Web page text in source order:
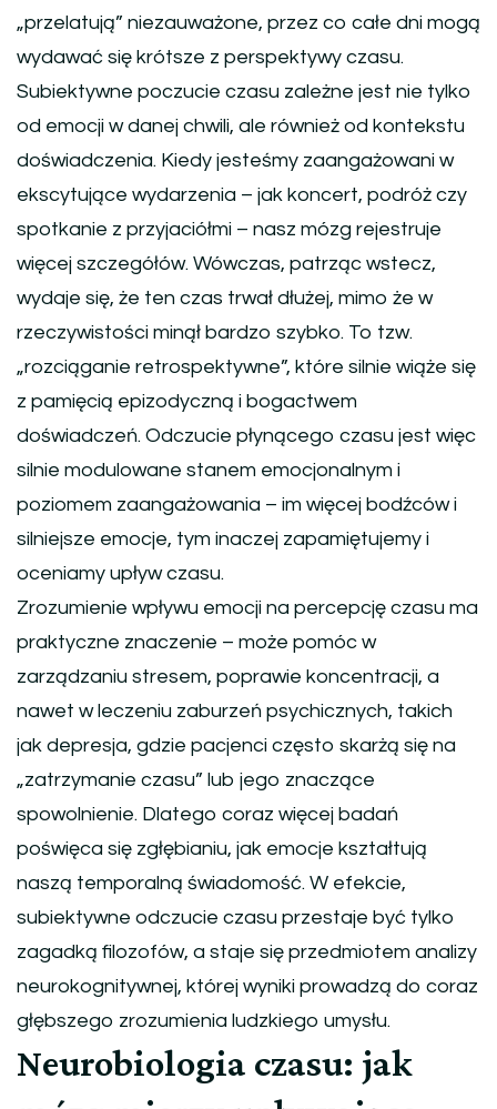
„przelatują” niezauważone, przez co całe dni mogą
wydawać się krótsze z perspektywy czasu.
Subiektywne poczucie czasu zależne jest nie tylko
od emocji w danej chwili, ale również od kontekstu
doświadczenia. Kiedy jesteśmy zaangażowani w
ekscytujące wydarzenia – jak koncert, podróż czy
spotkanie z przyjaciółmi – nasz mózg rejestruje
więcej szczegółów. Wówczas, patrząc wstecz,
wydaje się, że ten czas trwał dłużej, mimo że w
rzeczywistości minął bardzo szybko. To tzw.
„rozciąganie retrospektywne”, które silnie wiąże się
z pamięcią epizodyczną i bogactwem
doświadczeń. Odczucie płynącego czasu jest więc
silnie modulowane stanem emocjonalnym i
poziomem zaangażowania – im więcej bodźców i
silniejsze emocje, tym inaczej zapamiętujemy i
oceniamy upływ czasu.
Zrozumienie wpływu emocji na percepcję czasu ma
praktyczne znaczenie – może pomóc w
zarządzaniu stresem, poprawie koncentracji, a
nawet w leczeniu zaburzeń psychicznych, takich
jak depresja, gdzie pacjenci często skarżą się na
„zatrzymanie czasu” lub jego znaczące
spowolnienie. Dlatego coraz więcej badań
poświęca się zgłębianiu, jak emocje kształtują
naszą temporalną świadomość. W efekcie,
subiektywne odczucie czasu przestaje być tylko
zagadką filozofów, a staje się przedmiotem analizy
neurokognitywnej, której wyniki prowadzą do coraz
głębszego zrozumienia ludzkiego umysłu.
Neurobiologia czasu: jak